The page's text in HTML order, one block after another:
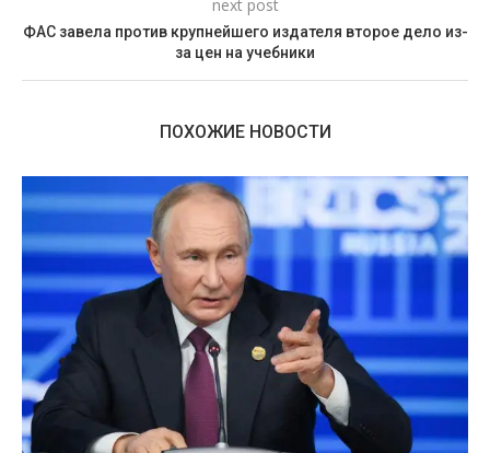
next post
ФАС завела против крупнейшего издателя второе дело из-
за цен на учебники
ПОХОЖИЕ НОВОСТИ